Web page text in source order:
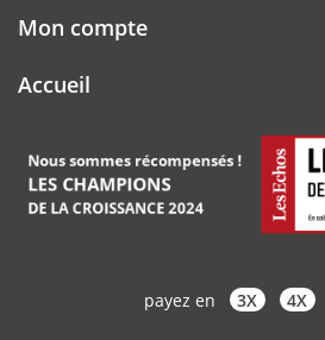
Mon compte
Accueil
payez en 3X 4X